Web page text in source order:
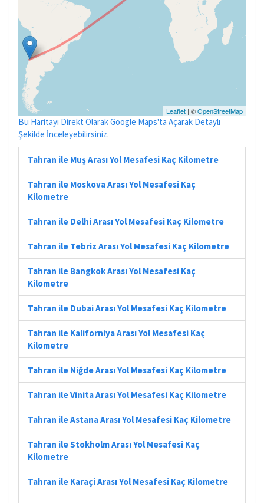
Leaflet | ©OpenStreetMap
Bu Haritayı Direkt Olarak Google Maps'ta Açarak Detaylı
Şekilde İnceleyebilirsiniz.
Tahran ile Muş Arası Yol Mesafesi Kaç Kilometre
Tahran ile Moskova Arası Yol Mesafesi Kaç
Kilometre
Tahran ile Delhi Arası Yol Mesafesi Kaç Kilometre
Tahran ile Tebriz Arası Yol Mesafesi Kaç Kilometre
Tahran ile Bangkok Arası Yol Mesafesi Kaç
Kilometre
Tahran ile Dubai Arası Yol Mesafesi Kaç Kilometre
Tahran ile Kaliforniya Arası Yol Mesafesi Kaç
Kilometre
Tahran ile Niğde Arası Yol Mesafesi Kaç Kilometre
Tahran ile Vinita Arası Yol Mesafesi Kaç Kilometre
Tahran ile Astana Arası Yol Mesafesi Kaç Kilometre
Tahran ile Stokholm Arası Yol Mesafesi Kaç
Kilometre
Tahran ile Karaçi Arası Yol Mesafesi Kaç Kilometre